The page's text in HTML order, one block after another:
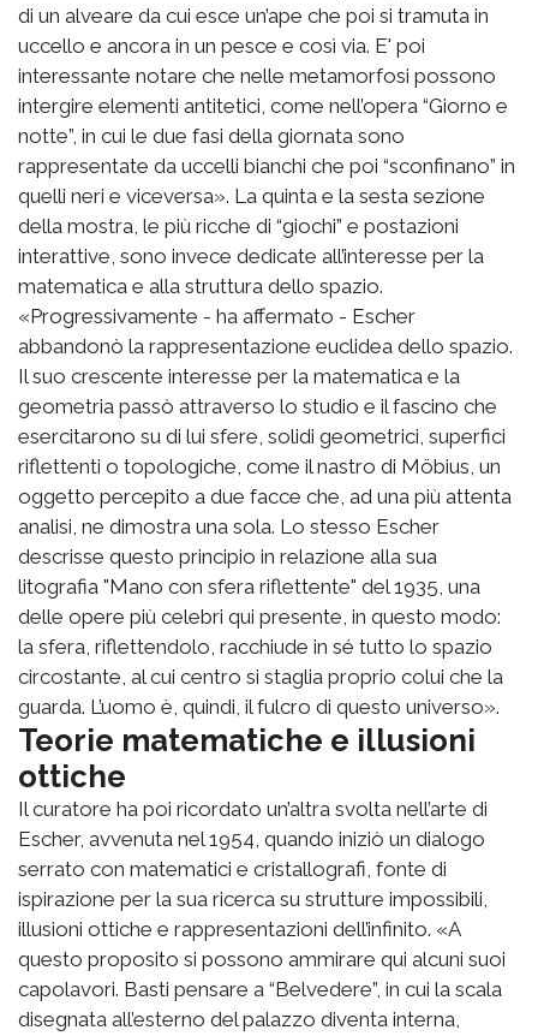
di un alveare da cui esce un’ape che poi si tramuta in
uccello e ancora in un pesce e così via. E' poi
interessante notare che nelle metamorfosi possono
intergire elementi antitetici, come nell’opera “Giorno e
notte”, in cui le due fasi della giornata sono
rappresentate da uccelli bianchi che poi “sconfinano” in
quelli neri e viceversa». La quinta e la sesta sezione
della mostra, le più ricche di “giochi” e postazioni
interattive, sono invece dedicate all’interesse per la
matematica e alla struttura dello spazio.
«Progressivamente - ha affermato - Escher
abbandonò la rappresentazione euclidea dello spazio.
Il suo crescente interesse per la matematica e la
geometria passò attraverso lo studio e il fascino che
esercitarono su di lui sfere, solidi geometrici, superfici
riflettenti o topologiche, come il nastro di Möbius, un
oggetto percepito a due facce che, ad una più attenta
analisi, ne dimostra una sola. Lo stesso Escher
descrisse questo principio in relazione alla sua
litografia "Mano con sfera riflettente" del 1935, una
delle opere più celebri qui presente, in questo modo:
la sfera, riflettendolo, racchiude in sé tutto lo spazio
circostante, al cui centro si staglia proprio colui che la
guarda. L’uomo è, quindi, il fulcro di questo universo».
Teorie matematiche e illusioni
ottiche
Il curatore ha poi ricordato un’altra svolta nell’arte di
Escher, avvenuta nel 1954, quando iniziò un dialogo
serrato con matematici e cristallografi, fonte di
ispirazione per la sua ricerca su strutture impossibili,
illusioni ottiche e rappresentazioni dell’infinito. «A
questo proposito si possono ammirare qui alcuni suoi
capolavori. Basti pensare a “Belvedere”, in cui la scala
disegnata all’esterno del palazzo diventa interna,